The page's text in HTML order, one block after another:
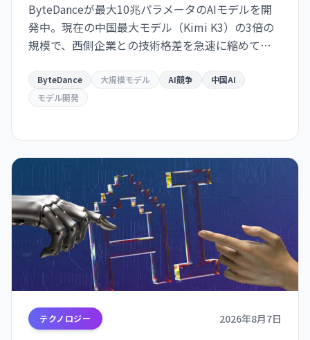
ByteDanceが最大10兆パラメータのAIモデルを開
発中。現在の中国最大モデル（Kimi K3）の3倍の
規模で、西側企業との技術格差を急速に縮めてい
リーダーシップを目指す戦略。
ByteDance 大規模モデル AI競争
中国AI
モデル開発
テクノロジー 2026年8月7日